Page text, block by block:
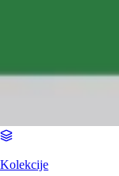
Kolekcije